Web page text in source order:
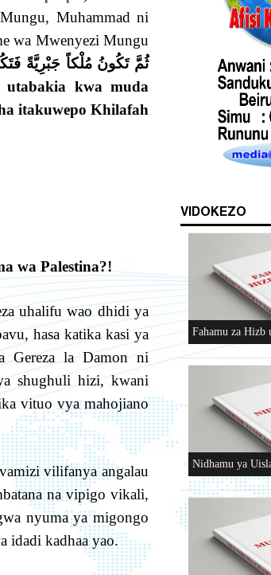
Muhammad ni
kwa muda
itakuwepoKhilafah
wa Palestina?!
uhalifu wao dhidi ya
hasa katika kasi ya
Gereza la Damon ni
shughuli hizi, kwani
vituo vya mahojiano
vilifanya angalau
na vipigo vikali,
nyuma ya migongo
idadi kadhaa yao.
VIDOKEZO
Fahamu za Hizb
Nidhamu ya